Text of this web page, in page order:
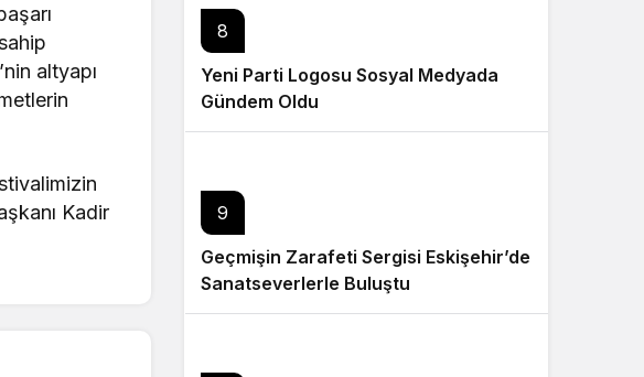
altyapı
Kadir
8
Yeni Parti Logosu Sosyal Medyada
Gündem Oldu
9
Geçmişin Zarafeti Sergisi Eskişehir’de
Sanatseverlerle Buluştu